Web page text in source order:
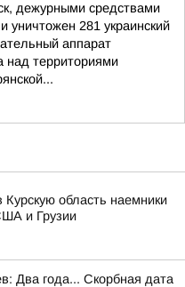
дежурными средствами
уничтожен 281 украинский
аппарат
над территориями
область наемники
и Грузии
Два года... Скорбная дата